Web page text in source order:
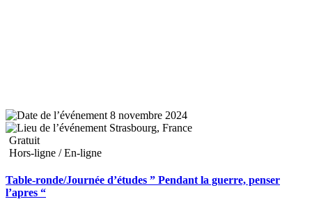
8 novembre 2024
Strasbourg, France
Gratuit
Hors-ligne / En-ligne
Table-ronde/Journée d’études ” Pendant la guerre, penser
l’apres “